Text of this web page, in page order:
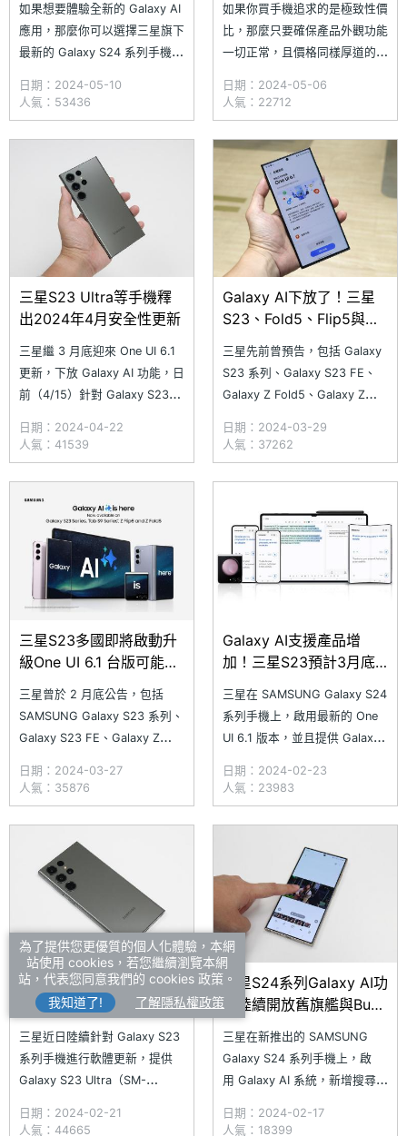
如果想要體驗全新的 Galaxy AI
應用，那麼你可以選擇三星旗下
最新的 Galaxy S24 系列手機，
畫素主鏡頭與 10 倍光學長焦鏡
頭，條件篩選下來，最適合你的
無疑就是 Galaxy S23 Ultra。
而隨著 SAMSUNG Galaxy S23
日期：2024-05-10
人氣：53436
如果你買手機追求的是極致性價
比，那麼只要確保產品外觀功能
一切正常，且價格同樣厚道的前
擇，其中三星旗下的 Galaxy
S23 系列手機，不僅整體口碑
與品質都很不錯，也能開放升級
使用 Galaxy AI 等功能，綜合表
現相當超值。究竟 Galaxy S23
全系列目前的二手
日期：2024-05-06
人氣：22712
三星S23 Ultra等手機釋
出2024年4月安全性更新
三星繼 3 月底迎來 One UI 6.1
更新，下放 Galaxy AI 功能，日
前（4/15）針對 Galaxy S23
安全性更新。此次更新為
Android 定期的安全性更新，三
星並未特別提及針對哪些項目修
補，不過還是建議用戶配合更
新，以
日期：2024-04-22
人氣：41539
Galaxy AI下放了！三星
S23、Fold5、Flip5與
Tab S9系列台灣釋出更新
三星先前曾預告，包括 Galaxy
S23 系列、Galaxy S23 FE、
Galaxy Z Fold5、Galaxy Z
Tab S9 系列平板將於 3 月底開
放更新 One UI 6.1，並且將
Galaxy S24 系列預載的
日期：2024-03-29
人氣：37262
三星S23多國即將啟動升
級One UI 6.1 台版可能要
三星曾於 2 月底公告，包括
SAMSUNG Galaxy S23 系列、
Galaxy S23 FE、Galaxy Z
Galaxy Tab S9 系列平板等機
種，將在 3 月底陸續開放更新
到 One UI 6.1。稍早，韓國三星
社群宣布將於 3/28
日期：2024-03-27
人氣：35876
Galaxy AI支援產品增
加！三星S23預計3月底
三星在 SAMSUNG Galaxy S24
系列手機上，啟用最新的 One
UI 6.1 版本，並且提供 Galaxy
布，將針對多款 2023 年旗艦
手機及平板產品釋出 One UI 6.1
版本更新，讓舊機種也能使用
Galaxy AI 相關應用。三星電子
日期：2024-02-23
人氣：23983
三星針對S23 Ultra釋出
2024年2月安全性更新
三星近日陸續針對 Galaxy S23
系列手機進行軟體更新，提供
Galaxy S23 Ultra（SM-
S9110）等機型 2024 年 2 月
日期：2024-02-21
人氣：44665
三星S24系列Galaxy AI功
能陸續開放舊旗艦與Buds
耳機使用
三星在新推出的 SAMSUNG
Galaxy S24 系列手機上，啟
用 Galaxy AI 系統，新增搜尋
語音轉文字智慧助理、生成式照
日期：2024-02-17
人氣：18399
為了提供您更優質的個人化體驗，本網
站使用 cookies，若您繼續瀏覽本網
站，代表您同意我們的 cookies 政策。
我知道了!
了解隱私權政策